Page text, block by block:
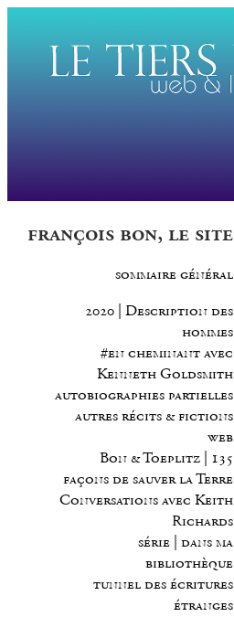
françois bon, le site
sommaire général
2020 | Description des
hommes
#en cheminant avec
Kenneth Goldsmith
autobiographies partielles
autres récits & fictions
web
Bon & Toeplitz | 135
façons de sauver la Terre
Conversations avec Keith
Richards
série | dans ma
bibliothèque
tunnel des écritures
étranges